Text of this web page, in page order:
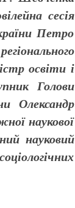
сесія
Петро
освіти і
Голови
Олександр
наукової
науковий